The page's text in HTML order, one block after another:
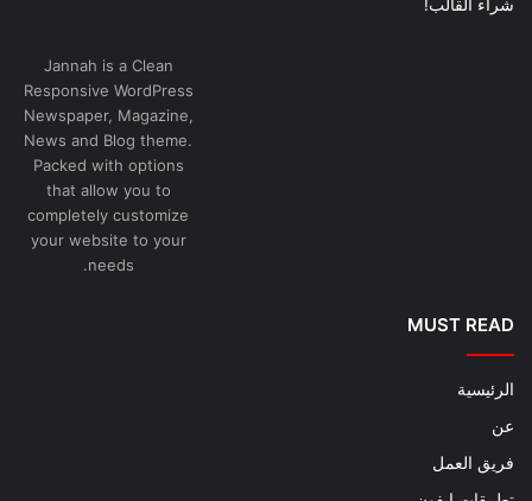
شراء القالب!
Jannah is a Clean
Responsive WordPress
Newspaper, Magazine,
News and Blog theme.
Packed with options
that allow you to
completely customize
your website to your
needs.
MUST READ
الرئيسية
عن
فريق العمل